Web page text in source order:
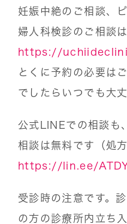
妊娠中絶のご相談、
婦人科検診のご相談は
https://
とくに予約の必要は
でしたらいつでも大丈
公式LINEでの相談も
相談は無料です（処
https://lin.ee/
受診時の注意です。
の方の診療所内立ち